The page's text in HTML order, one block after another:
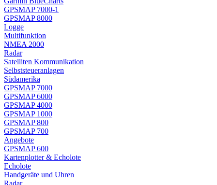
GPSMAP 7000-1
GPSMAP 8000
Logge
Multifunktion
NMEA 2000
Radar
Satelliten Kommunikation
Selbststeueranlagen
Südamerika
GPSMAP 7000
GPSMAP 6000
GPSMAP 4000
GPSMAP 1000
GPSMAP 800
GPSMAP 700
Angebote
GPSMAP 600
Kartenplotter & Echolote
Echolote
Handgeräte und Uhren
Radar